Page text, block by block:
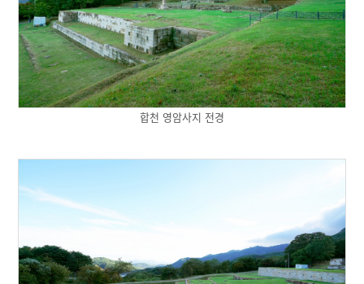
합천 영암사지 전경